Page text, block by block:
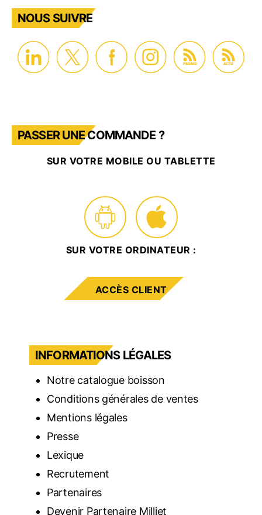
NOUS SUIVRE
PROMO ACTU
PASSER UNE COMMANDE ?
SUR VOTRE MOBILE OU TABLETTE
SUR VOTRE ORDINATEUR :
ACCÈS CLIENT
INFORMATIONS LÉGALES
Notre catalogue boisson
Conditions générales de ventes
Mentions légales
Presse
Lexique
Recrutement
Partenaires
Devenir Partenaire Milliet